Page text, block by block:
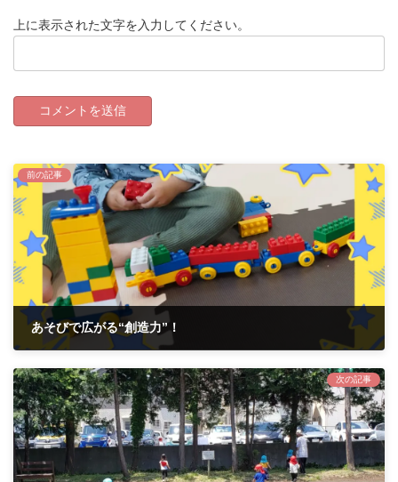
上に表示された文字を入力してください。
前の記事
あそびで広がる“創造力”！
次の記事